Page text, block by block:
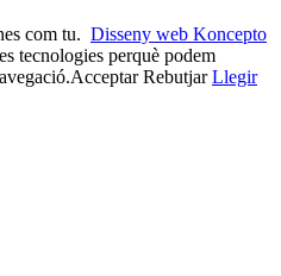
com tu. Disseny web Koncepto
tecnologies perquè podem
Acceptar Rebutjar Llegir